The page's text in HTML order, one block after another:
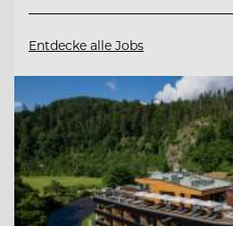
Entdecke alle Jobs